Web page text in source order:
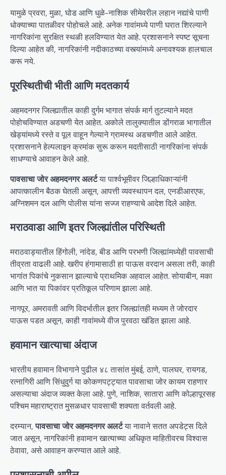
यामुळे प्रवरा, मुळा, घोड आणि धुळे-नाशिक सीमेवरील लहान नद्यांचे पाणी
धोक्याच्या पातळीवर पोहोचले आहे. अनेक गावांमध्ये पाणी घरात शिरल्याने
नागरिकांना सुरक्षित स्थळी हलविण्यात येत आहे. प्रशासनाने स्पष्ट सूचना
दिल्या आहेत की, नागरिकांनी नदीकाठच्या वस्त्यांमध्ये अनावश्यक हालचाल
करू नये.
पूरस्थितीची भीती आणि मदतकार्य
अहमदनगर जिल्ह्यातील काही दुर्गम भागात संपर्क मार्ग तुटल्याने मदत
पोहोचविण्यात अडचणी येत आहेत. अकोले तालुक्यातील डोंगराळ भागातील
खेड्यांमध्ये रस्ते व पूल वाहून गेल्याने ग्रामस्थ अडचणीत आले आहेत.
प्रशासनाने हेल्पलाइन क्रमांक सुरू करून मदतीसाठी नागरिकांना संपर्क
साधण्याचे आवाहन केले आहे.
पावसाचा जोर अहमदनगर अलर्टया पार्श्वभूमीवर जिल्हाधिकाऱ्यांनी
आपत्कालीन बैठक घेतली असून, आपत्ती व्यवस्थापन दल, एनडीआरएफ,
अग्निशमन दल आणि पोलीस यांना सज्ज राहण्याचे आदेश दिले आहेत.
मराठवाडा आणि इतर जिल्ह्यांतील परिस्थिती
मराठवाड्यातील हिंगोली, नांदेड, बीड आणि परभणी जिल्ह्यांमध्येही पावसाची
तीव्रता वाढली आहे. खरीप हंगामासाठी हा पाऊस वरदान असला तरी, काही
भागांत पिकांचे नुकसान झाल्याचे प्राथमिक अहवाल आहेत. सोयाबीन, मका
आणि भात या पिकांवर प्रतिकूल परिणाम झाला आहे.
नागपूर, अमरावती आणि विदर्भातील इतर जिल्ह्यांतही मध्यम ते जोरदार
पाऊस पडत असून, काही गावांमध्ये वीज पुरवठा खंडित झाला आहे.
हवामान खात्याचा अंदाज
भारतीय हवामान विभागाने पुढील ४८ तासांत मुंबई, ठाणे, पालघर, रायगड,
रत्नागिरी आणि सिंधुदुर्ग या कोकणपट्ट्यात पावसाचा जोर कायम राहणार
असल्याचा अंदाज व्यक्त केला आहे. पुणे, नाशिक, सातारा आणि कोल्हापूरसह
पश्चिम महाराष्ट्रात मुसळधार पावसाची शक्यता वर्तवली आहे.
दरम्यान,पावसाचा जोर अहमदनगर अलर्टया नावाने सतत अपडेट्स दिले
जात असून, नागरिकांनी हवामान खात्याच्या अधिकृत माहितीवरच विश्वास
ठेवावा, असे आवाहन करण्यात आले आहे.